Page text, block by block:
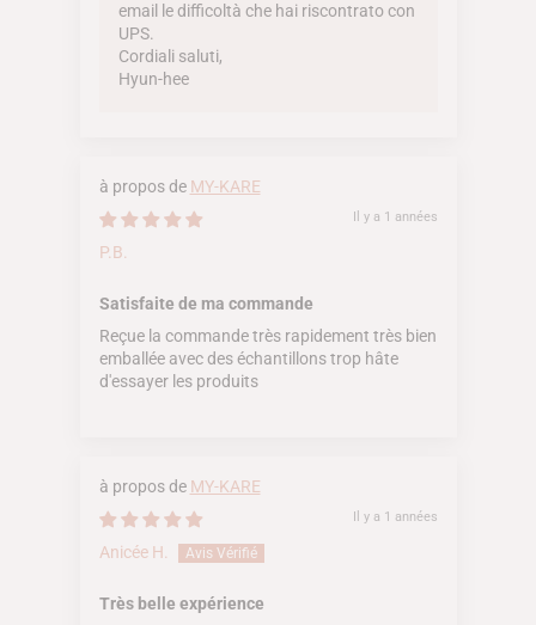
email le difficoltà che hai riscontrato con
UPS.
Cordiali saluti,
Hyun-hee
MY-KARE
Il y a 1 années
P.B.
Satisfaite de ma commande
Reçue la commande très rapidement très bien
emballée avec des échantillons trop hâte
d'essayer les produits
MY-KARE
Il y a 1 années
Anicée H.
Très belle expérience